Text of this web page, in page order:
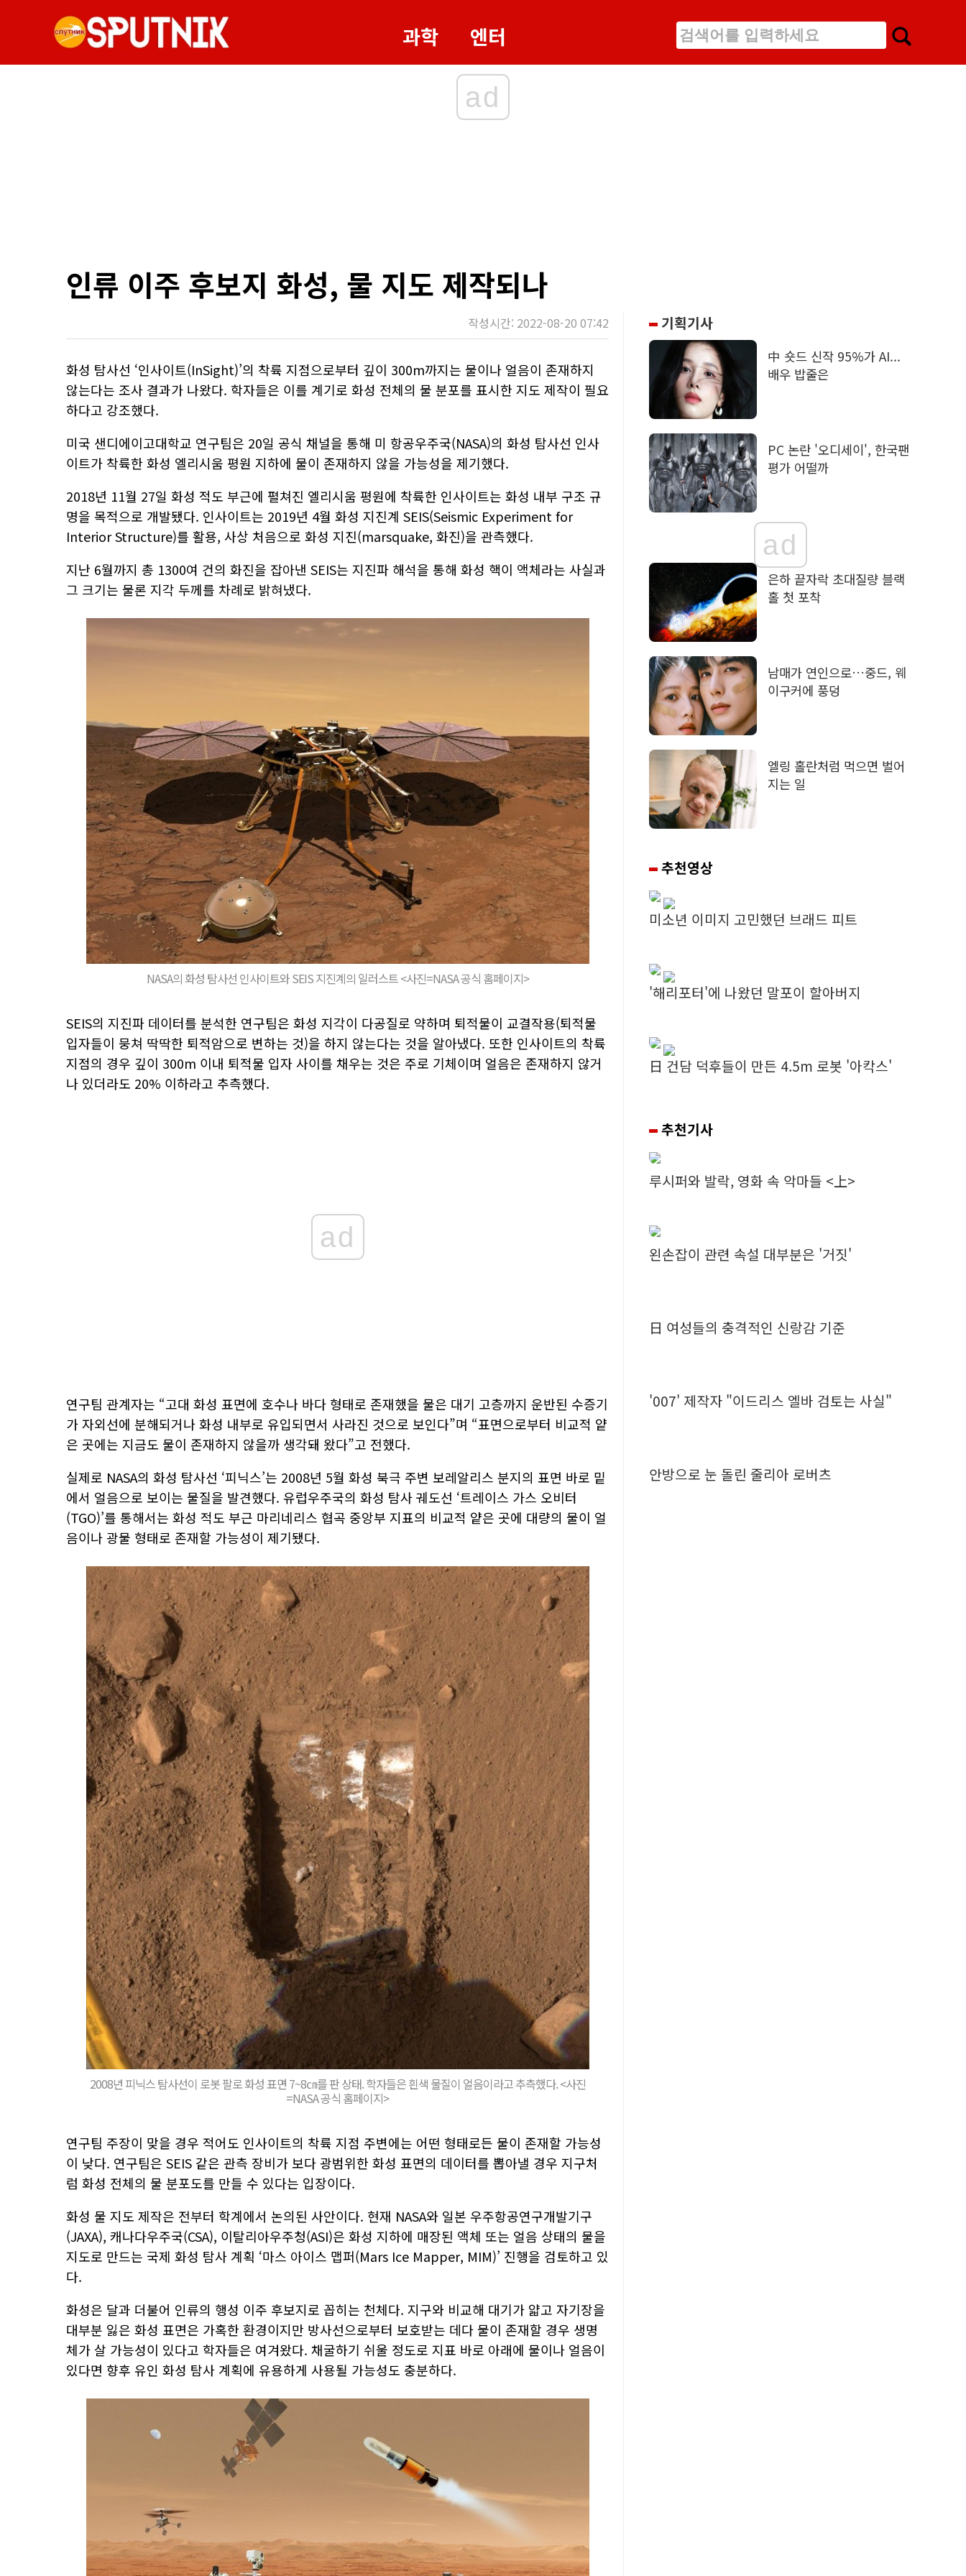
과학 엔터
ad
인류 이주 후보지 화성, 물 지도 제작되나
작성시간: 2022-08-20 07:42
화성 탐사선 ‘인사이트(InSight)’의 착륙 지점으로부터 깊이 300m까지는 물이나 얼음이 존재하지
않는다는 조사 결과가 나왔다. 학자들은 이를 계기로 화성 전체의 물 분포를 표시한 지도 제작이 필요
하다고 강조했다.
미국 샌디에이고대학교 연구팀은 20일 공식 채널을 통해 미 항공우주국(NASA)의 화성 탐사선 인사
이트가 착륙한 화성 엘리시움 평원 지하에 물이 존재하지 않을 가능성을 제기했다.
2018년 11월 27일 화성 적도 부근에 펼쳐진 엘리시움 평원에 착륙한 인사이트는 화성 내부 구조 규
명을 목적으로 개발됐다. 인사이트는 2019년 4월 화성 지진계 SEIS(Seismic Experiment for
Interior Structure)를 활용, 사상 처음으로 화성 지진(marsquake, 화진)을 관측했다.
지난 6월까지 총 1300여 건의 화진을 잡아낸 SEIS는 지진파 해석을 통해 화성 핵이 액체라는 사실과
그 크기는 물론 지각 두께를 차례로 밝혀냈다.
NASA의 화성 탐사선 인사이트와 SEIS 지진계의 일러스트 <사진=NASA 공식 홈페이지>
SEIS의 지진파 데이터를 분석한 연구팀은 화성 지각이 다공질로 약하며 퇴적물이 교결작용(퇴적물
입자들이 뭉쳐 딱딱한 퇴적암으로 변하는 것)을 하지 않는다는 것을 알아냈다. 또한 인사이트의 착륙
지점의 경우 깊이 300m 이내 퇴적물 입자 사이를 채우는 것은 주로 기체이며 얼음은 존재하지 않거
나 있더라도 20% 이하라고 추측했다.
ad
연구팀 관계자는 “고대 화성 표면에 호수나 바다 형태로 존재했을 물은 대기 고층까지 운반된 수증기
가 자외선에 분해되거나 화성 내부로 유입되면서 사라진 것으로 보인다”며 “표면으로부터 비교적 얕
은 곳에는 지금도 물이 존재하지 않을까 생각돼 왔다”고 전했다.
실제로 NASA의 화성 탐사선 ‘피닉스’는 2008년 5월 화성 북극 주변 보레알리스 분지의 표면 바로 밑
에서 얼음으로 보이는 물질을 발견했다. 유럽우주국의 화성 탐사 궤도선 ‘트레이스 가스 오비터
(TGO)’를 통해서는 화성 적도 부근 마리네리스 협곡 중앙부 지표의 비교적 얕은 곳에 대량의 물이 얼
음이나 광물 형태로 존재할 가능성이 제기됐다.
2008년 피닉스 탐사선이 로봇 팔로 화성 표면 7~8㎝를 판 상태. 학자들은 흰색 물질이 얼음이라고 추측했다. <사진
=NASA 공식 홈페이지>
연구팀 주장이 맞을 경우 적어도 인사이트의 착륙 지점 주변에는 어떤 형태로든 물이 존재할 가능성
이 낮다. 연구팀은 SEIS 같은 관측 장비가 보다 광범위한 화성 표면의 데이터를 뽑아낼 경우 지구처
럼 화성 전체의 물 분포도를 만들 수 있다는 입장이다.
화성 물 지도 제작은 전부터 학계에서 논의된 사안이다. 현재 NASA와 일본 우주항공연구개발기구
(JAXA), 캐나다우주국(CSA), 이탈리아우주청(ASI)은 화성 지하에 매장된 액체 또는 얼음 상태의 물을
지도로 만드는 국제 화성 탐사 계획 ‘마스 아이스 맵퍼(Mars Ice Mapper, MIM)’ 진행을 검토하고 있
다.
화성은 달과 더불어 인류의 행성 이주 후보지로 꼽히는 천체다. 지구와 비교해 대기가 얇고 자기장을
대부분 잃은 화성 표면은 가혹한 환경이지만 방사선으로부터 보호받는 데다 물이 존재할 경우 생명
체가 살 가능성이 있다고 학자들은 여겨왔다. 채굴하기 쉬울 정도로 지표 바로 아래에 물이나 얼음이
있다면 향후 유인 화성 탐사 계획에 유용하게 사용될 가능성도 충분하다.
기획기사
中 숏드 신작 95%가 AI...
배우 밥줄은
PC 논란 '오디세이', 한국팬
평가 어떨까
ad
은하 끝자락 초대질량 블랙
홀 첫 포착
남매가 연인으로…중드, 웨
이구커에 풍덩
엘링 홀란처럼 먹으면 벌어
지는 일
추천영상
미소년 이미지 고민했던 브래드 피트
'해리포터'에 나왔던 말포이 할아버지
日 건담 덕후들이 만든 4.5m 로봇 '아칵스'
추천기사
루시퍼와 발락, 영화 속 악마들 <上>
왼손잡이 관련 속설 대부분은 '거짓'
日 여성들의 충격적인 신랑감 기준
'007' 제작자 "이드리스 엘바 검토는 사실"
안방으로 눈 돌린 줄리아 로버츠